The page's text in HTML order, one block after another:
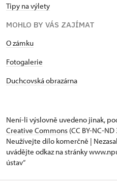
Tipy na výlety
MOHLO BY VÁS ZAJÍMAT
O zámku
Fotogalerie
Duchcovská obrazárna
Není-li výslovně uvedeno jinak,
Creative Commons (CC BY-NC-
Neužívejte dílo komerčně |
uvádějte odkaz na stránky
ústav“